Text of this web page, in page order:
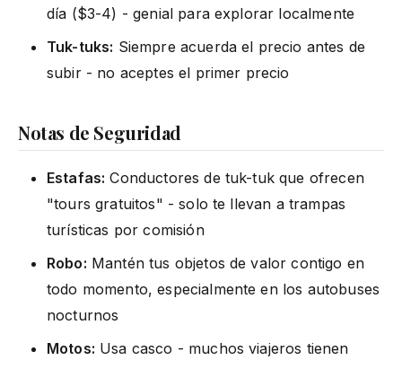
día ($3-4) - genial para explorar localmente
Tuk-tuks: Siempre acuerda el precio antes de
subir - no aceptes el primer precio
Notas de Seguridad
Estafas: Conductores de tuk-tuk que ofrecen
"tours gratuitos" - solo te llevan a trampas
turísticas por comisión
Robo: Mantén tus objetos de valor contigo en
todo momento, especialmente en los autobuses
nocturnos
Motos: Usa casco - muchos viajeros tienen